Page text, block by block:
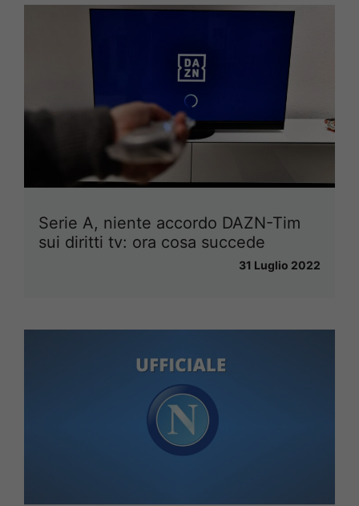
Serie A, niente accordo DAZN-Tim
sui diritti tv: ora cosa succede
31 Luglio 2022